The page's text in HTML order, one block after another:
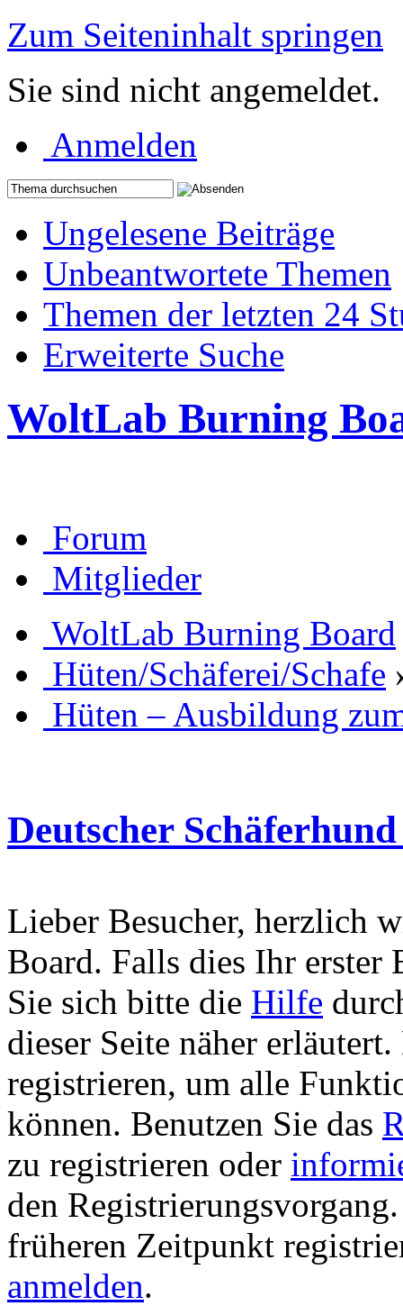
Zum Seiteninhalt springen
Sie sind nicht angemeldet.
Anmelden
Ungelesene Beiträge
Unbeantwortete Themen
Themen der letzten 24
Erweiterte Suche
WoltLab Burning
Forum
Mitglieder
WoltLab Burning Board
Hüten/Schäferei/Schafe
Hüten – Ausbildung
Deutscher
Lieber Besucher, herzlich
Board. Falls dies Ihr erster
Sie sich bitte die Hilfe
dieser Seite näher
registrieren, um alle
können. Benutzen Sie das
zu registrieren oder
den
früheren Zeitpunkt
anmelden.